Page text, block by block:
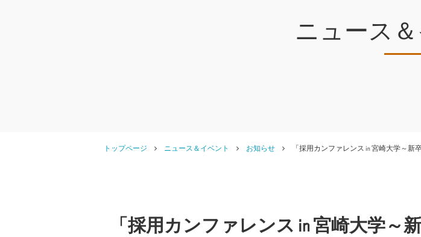
ニュース
トップページ ニュース＆イベント お知らせ 「採用カンファレンス㏌宮崎大学～新
「採用カンファレンス㏌宮崎大学～